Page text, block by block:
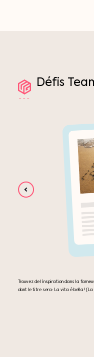
Défis
Trouvez de l’inspiration dans la
dont le titre sera: La vita è bella! (La